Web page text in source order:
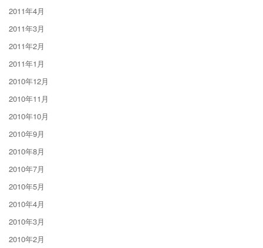
2011年4月
2011年3月
2011年2月
2011年1月
2010年12月
2010年11月
2010年10月
2010年9月
2010年8月
2010年7月
2010年5月
2010年4月
2010年3月
2010年2月